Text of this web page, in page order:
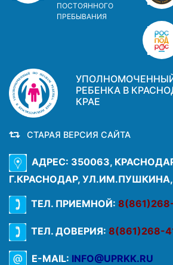
ПОСТОЯННОГО
ПРЕБЫВАНИЯ
РЕБЕНКА В
КРАЕ
СТАРАЯ ВЕРСИЯ САЙТА
АДРЕС: 350063,
Г.КРАСНОДАР,
ТЕЛ. ПРИЕМНОЙ:
ТЕЛ. ДОВЕРИЯ: 8(861)268-
E-MAIL: INFO@UPRKK.RU